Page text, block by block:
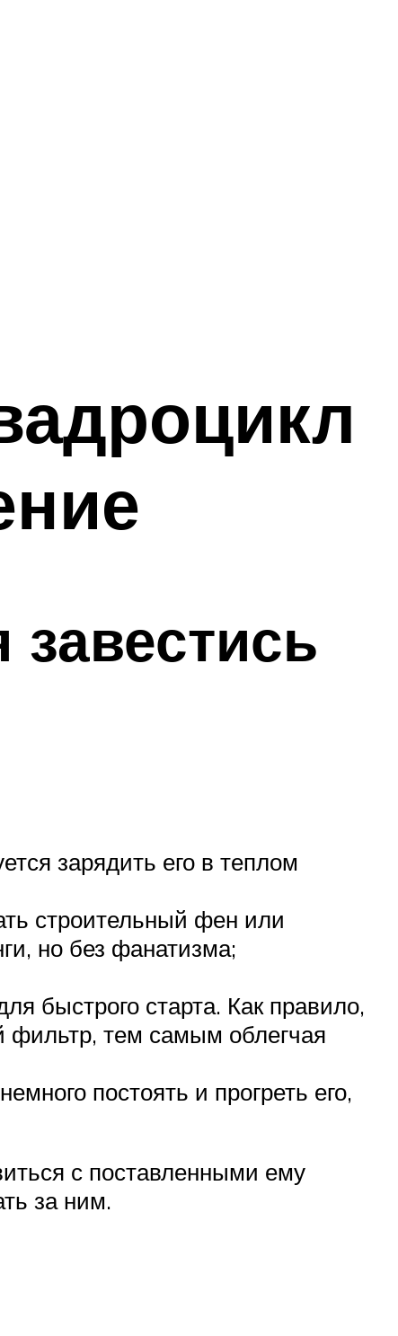
завестись
зарядить его в теплом
строительный фен или
но без фанатизма;
быстрого старта. Как правило,
тем самым облегчая
постоять и прогреть его,
с поставленными ему
за ним.